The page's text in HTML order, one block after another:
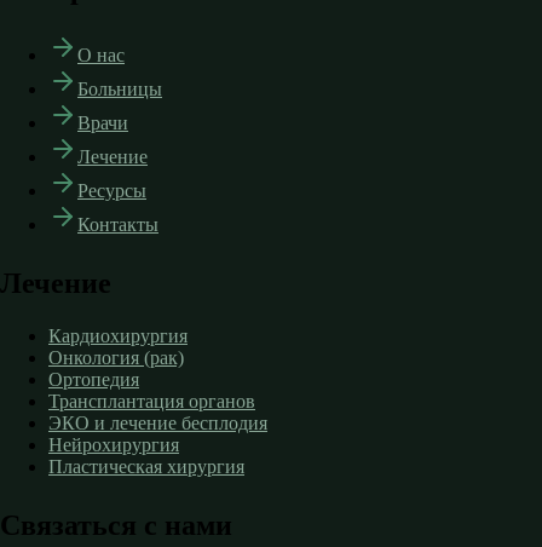
О нас
Больницы
Врачи
Лечение
Ресурсы
Контакты
Лечение
Кардиохирургия
Онкология (рак)
Ортопедия
Трансплантация органов
ЭКО и лечение бесплодия
Нейрохирургия
Пластическая хирургия
Связаться с нами